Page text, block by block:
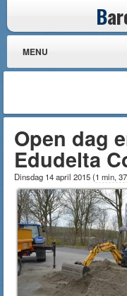
B
MENU
Open dag
Edudelta
Dinsdag 14 april 2015(1 min,